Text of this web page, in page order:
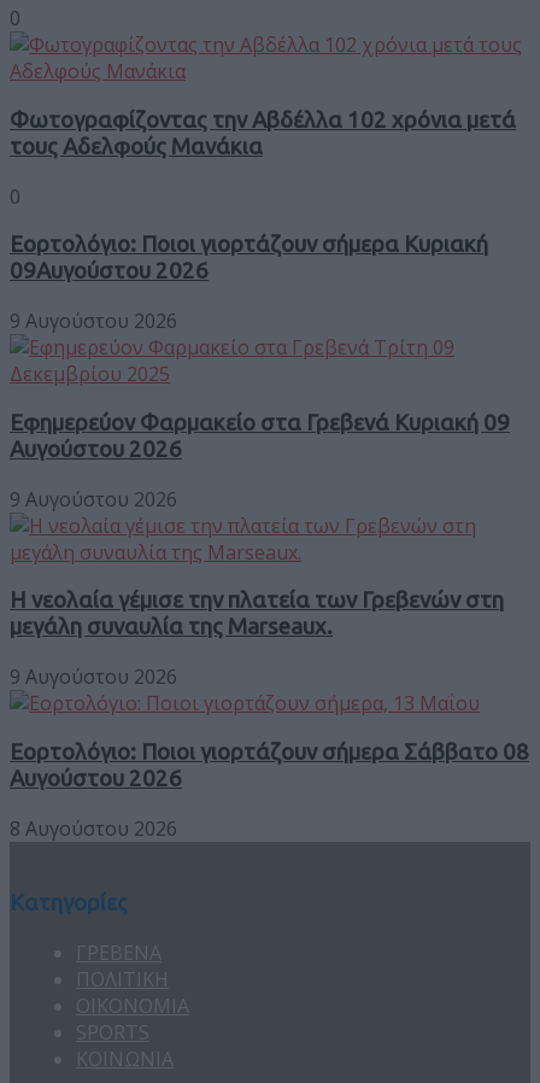
0
Φωτογραφίζοντας την Αβδέλλα 102 χρόνια μετά
τους Αδελφούς Μανάκια
0
Εορτολόγιο: Ποιοι γιορτάζουν σήμερα Κυριακή
09Αυγούστου 2026
9 Αυγούστου 2026
Εφημερεύον Φαρμακείο στα Γρεβενά Κυριακή 09
Αυγούστου 2026
9 Αυγούστου 2026
Η νεολαία γέμισε την πλατεία των Γρεβενών στη
μεγάλη συναυλία της Marseaux.
9 Αυγούστου 2026
Εορτολόγιο: Ποιοι γιορτάζουν σήμερα Σάββατο 08
Αυγούστου 2026
8 Αυγούστου 2026
Κατηγορίες
ΓΡΕΒΕΝΑ
ΠΟΛΙΤΙΚΗ
ΟΙΚΟΝΟΜΙΑ
SPORTS
ΚΟΙΝΩΝΙΑ